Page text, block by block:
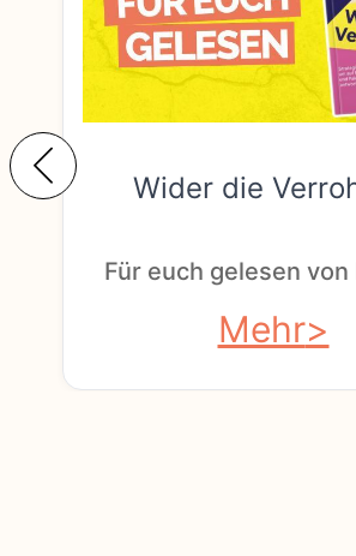
Wider die
Für euch gelesen von
Mehr